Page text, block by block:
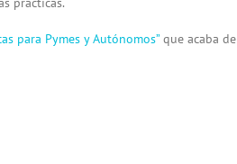
para Pymes y Autónomos”que acaba de